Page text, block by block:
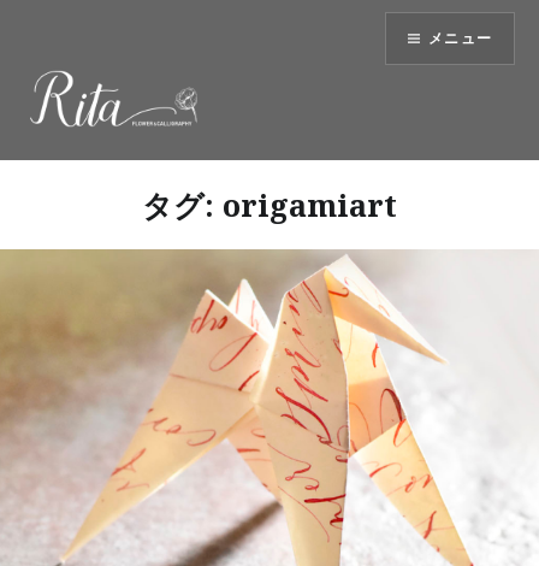
へ
ッ
メニュー
タグ: origamiart